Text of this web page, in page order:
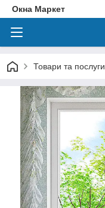
Окна Маркет
Товари та послуги